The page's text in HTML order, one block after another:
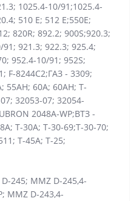
1025.4-10/91;1025.4-
510 E; 512 E;550E;
820R; 892.2; 900S;920.3;
921.3; 922.3; 925.4;
952.4-10/91; 952S;
F-8244C2;ГАЗ - 3309;
55AH; 60A; 60AH; T-
32053-07; 32054-
2048A-WP;ВТЗ -
T-30A; T-30-69;T-30-70;
T-45A; Т-25;
245; MMZ D-245,4-
MMZ D-243,4-